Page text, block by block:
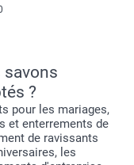
ici
savons
?
pour les mariages,
et enterrements de
de ravissants
les